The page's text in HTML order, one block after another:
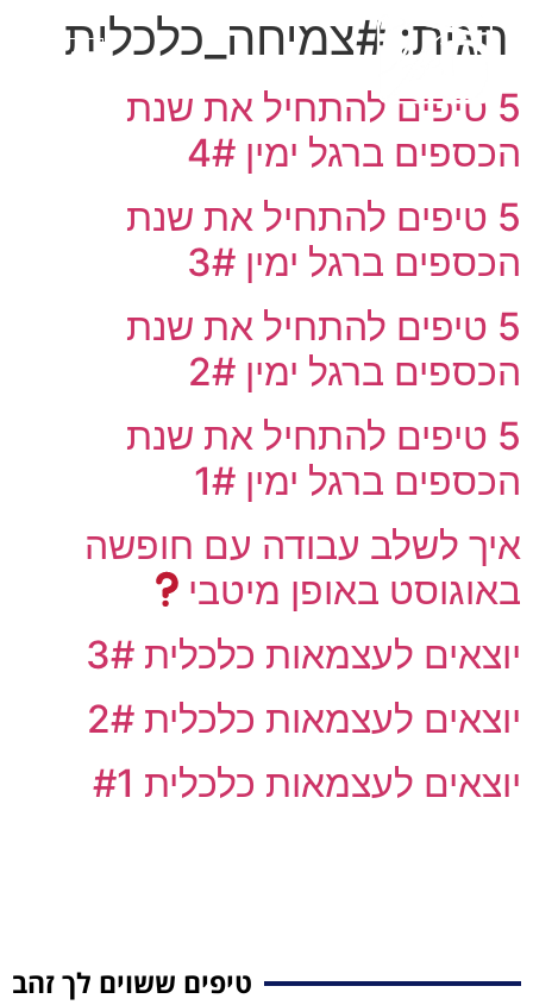
תגית: #צמיחה_כלכלית
5 טיפים להתחיל את שנת
הכספים ברגל ימין 4#
5 טיפים להתחיל את שנת
הכספים ברגל ימין 3#
5 טיפים להתחיל את שנת
הכספים ברגל ימין 2#
5 טיפים להתחיל את שנת
הכספים ברגל ימין 1#
איך לשלב עבודה עם חופשה
באוגוסט באופן מיטבי
יוצאים לעצמאות כלכלית 3#
יוצאים לעצמאות כלכלית 2#
יוצאים לעצמאות כלכלית #1
טיפים ששוים לך זהב